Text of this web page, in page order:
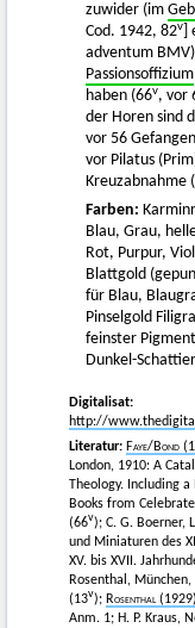
zuwider (im
Cod. 1942, 82v
adventum
Passionsoffizium
haben (66v, vor
der Horen sind
vor 56
vor Pilatus
Kreuzabnahme
Farben:
Blau, Grau,
Rot, Purpur,
Blattgold
für Blau,
Pinselgold
feinster
Dunkel-
Digitalisat:
http://
Literatur: Faye/ Bond
London, 1910: A
Theology. Including
Books from
(66v); C. G. Boerner,
und Miniaturen des
XV. bis XVII.
Rosenthal, München,
(13v); Rosenthal(1929)
Anm. 1; H. P. Kraus,